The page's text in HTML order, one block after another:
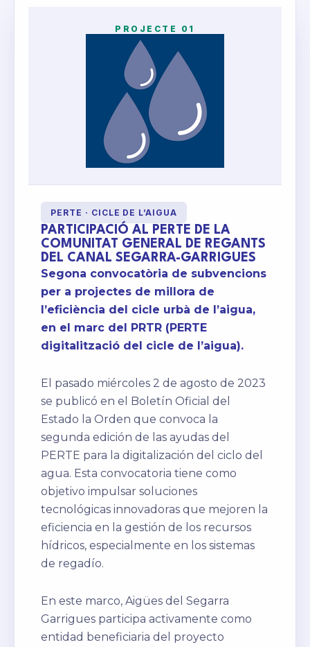
PROJECTE 01
PERTE · CICLE DE L’AIGUA
PARTICIPACIÓ AL PERTE DE LA
COMUNITAT GENERAL DE REGANTS
DEL CANAL SEGARRA-GARRIGUES
Segona convocatòria de subvencions
per a projectes de millora de
l’eficiència del cicle urbà de l’aigua,
en el marc del PRTR (PERTE
digitalització del cicle de l’aigua).
El pasado miércoles 2 de agosto de 2023
se publicó en el Boletín Oficial del
Estado la Orden que convoca la
segunda edición de las ayudas del
PERTE para la digitalización del ciclo del
agua. Esta convocatoria tiene como
objetivo impulsar soluciones
tecnológicas innovadoras que mejoren la
eficiencia en la gestión de los recursos
hídricos, especialmente en los sistemas
de regadío.
En este marco, Aigües del Segarra
Garrigues participa activamente como
entidad beneficiaria del proyecto